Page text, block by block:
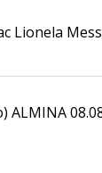
Lionela
ALMINA